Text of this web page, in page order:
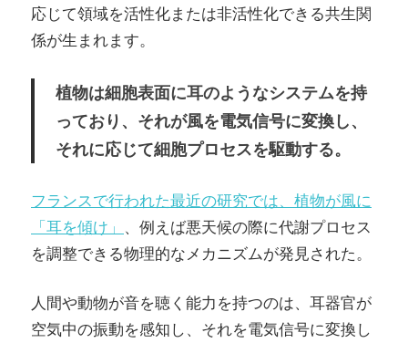
応じて領域を活性化または非活性化できる共生関
係が生まれます。
植物は細胞表面に耳のようなシステムを持
っており、それが風を電気信号に変換し、
それに応じて細胞プロセスを駆動する。
フランスで行われた最近の研究では、植物が風に
「耳を傾け」 、例えば悪天候の際に代謝プロセス
を調整できる物理的なメカニズムが発見された。
人間や動物が音を聴く能力を持つのは、耳器官が
空気中の振動を感知し、それを電気信号に変換し